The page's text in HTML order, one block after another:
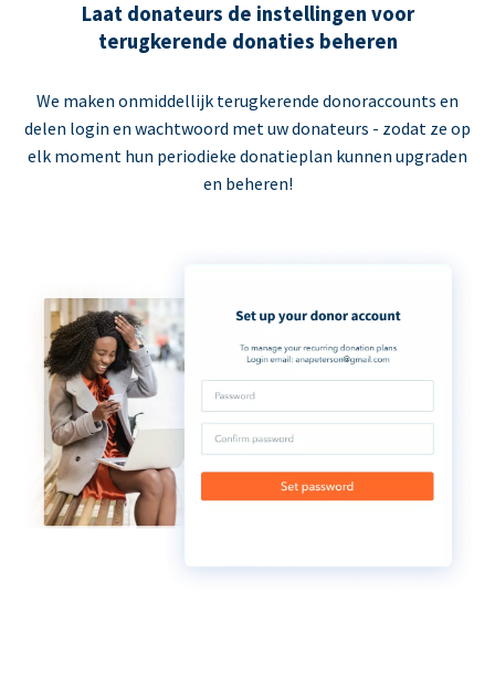
Laat donateurs de instellingen voor
terugkerende donaties beheren
We maken onmiddellijk terugkerende donoraccounts en
delen login en wachtwoord met uw donateurs - zodat ze op
elk moment hun periodieke donatieplan kunnen upgraden
en beheren!